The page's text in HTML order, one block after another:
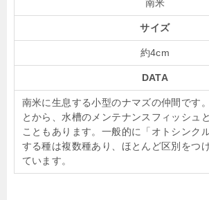
南米
サイズ
約4cm
DATA
南米に生息する小型のナマズの仲間です
とから、水槽のメンテナンスフィッシュ
こともあります。一般的に「オトシンク
する種は複数種あり、ほとんど区別をつ
ています。